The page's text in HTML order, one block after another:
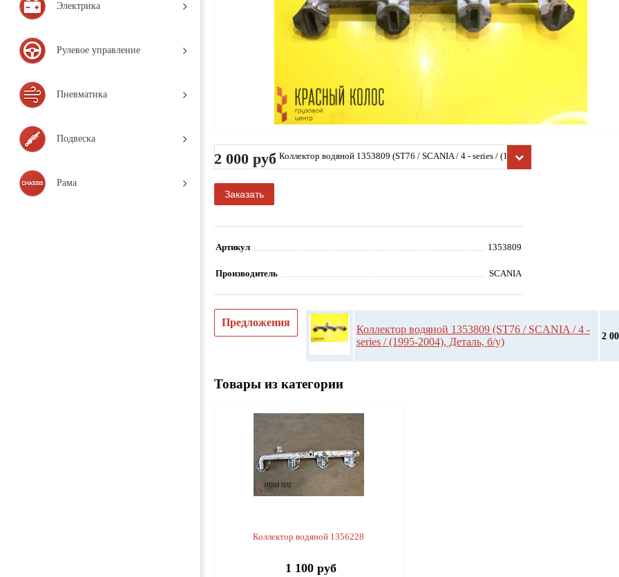
Электрика
Рулевое управление
Пневматика
Подвеска
Рама
2 000 руб Коллектор водяной 1353809 (ST76 / SCANIA / 4 - series / (1995-2
004), Деталь, б/у)
Заказать
Артикул 1353809
Производитель SCANIA
Предложения
Коллектор водяной 1353809 (ST76 / SCANIA / 4 -
series / (1995-2004), Деталь, б/у)
2
Товары из категории
Коллектор водяной 1356228
1 100 руб